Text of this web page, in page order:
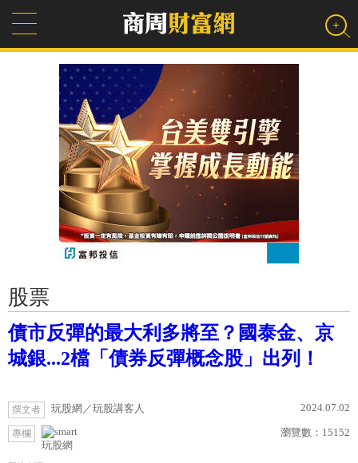
股票
債市反彈的最大利多將至？國泰金、京
城銀...2檔「債券反彈概念股」出列！
撰文者 玩股網／玩股講客人 2024.07.02
專欄
玩股網
瀏覽數： 15152